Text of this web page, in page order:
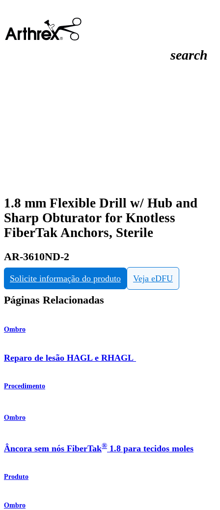
search
1.8 mm Flexible Drill w/ Hub and
Sharp Obturator for Knotless
FiberTak Anchors, Sterile
AR-3610ND-2
Solicite informação do produto Veja eDFU
Páginas Relacionadas
Ombro
Reparo de lesão HAGL e RHAGL
Procedimento
Ombro
Âncora sem nós FiberTak® 1.8 para tecidos moles
Produto
Ombro